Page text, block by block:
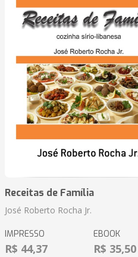
Receitas de Família
José Roberto Rocha Jr.
IMPRESSO
R$ 44,37
EBOOK
R$ 35,50